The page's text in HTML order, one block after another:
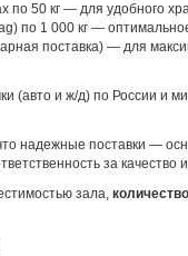
50 кг — для удобного
по 1 000 кг —
поставка) — для
(авто и ж/д) по России и
надежные поставки —
за качество
зала,